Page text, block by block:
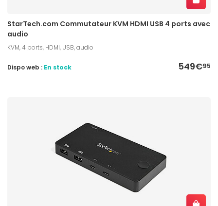
StarTech.com Commutateur KVM HDMI USB 4 ports avec
audio
KVM, 4 ports, HDMI, USB, audio
549€95
Dispo web : En stock